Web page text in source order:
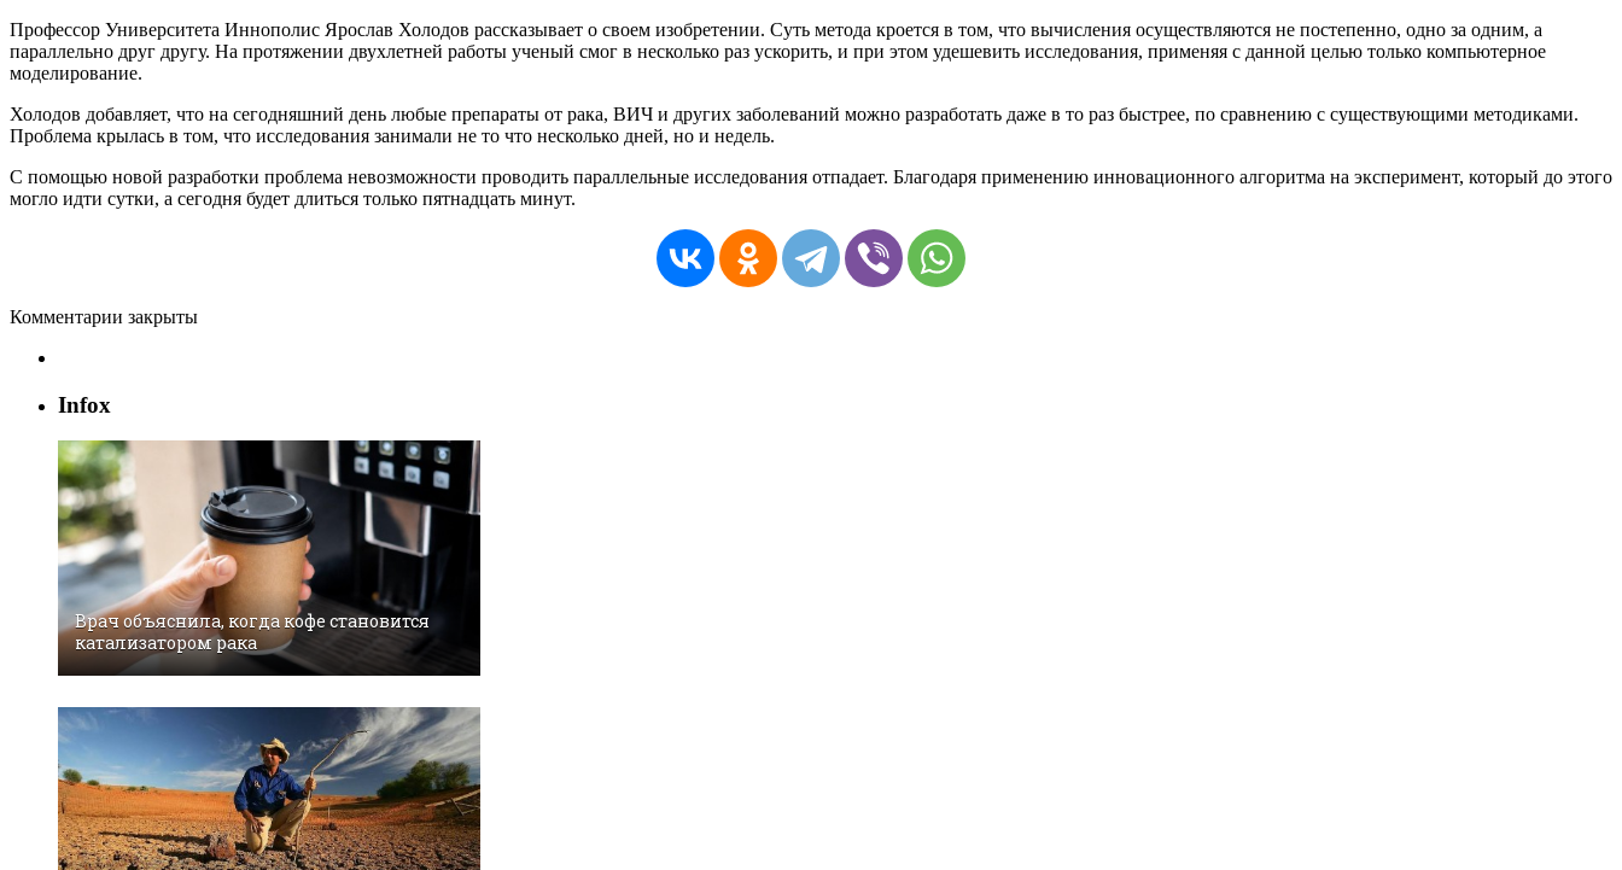
Профессор Университета Иннополис Ярослав Холодов рассказывает о своем изобретении. Суть метода кроется в том, что вычисления осуществляются не постепенно, одно за одним, а
параллельно друг другу. На протяжении двухлетней работы ученый смог в несколько раз ускорить, и при этом удешевить исследования, применяя с данной целью только компьютерное
моделирование.
Холодов добавляет, что на сегодняшний день любые препараты от рака, ВИЧ и других заболеваний можно разработать даже в то раз быстрее, по сравнению с существующими методиками.
Проблема крылась в том, что исследования занимали не то что несколько дней, но и недель.
С помощью новой разработки проблема невозможности проводить параллельные исследования отпадает. Благодаря применению инновационного алгоритма на эксперимент, который до этого
могло идти сутки, а сегодня будет длиться только пятнадцать минут.
Комментарии закрыты
Infox
Врач объяснила, когда кофе становится
катализатором рака